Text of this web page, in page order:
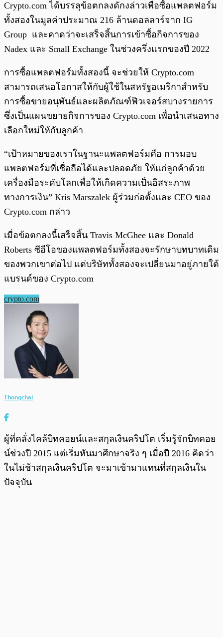
Crypto.com ได้บรรลุข้อตกลงดักงล่าวเพื่อซื้อแพลตฟอร์ม
ทั้งสองในมูลค่าประมาณ 216 ล้านดอลลาร์จาก IG
Group และคาดว่าจะเสร็จสิ้นการเข้าซื้อกิจการของ
Nadex และ Small Exchange ในช่วงครึ่งแรกของปี 2022
การซื้อแพลตฟอร์มทั้งสองนี้ จะช่วยให้ Crypto.com
สามารถเสนอโอกาสให้กับผู้ใช้ในสหรัฐอเมริกาสำหรับ
การซื้อขายอนุพันธ์และผลิตภัณฑ์ฟิวเจอร์สบางรายการ
ซึ่งเป็นแผนขยายกิจการของ Crypto.com เพื่อนำเสนอทาง
เลือกใหม่ให้กับลูกค้า
“เป้าหมายของเราในฐานะแพลตฟอร์มคือ การมอบ
แพลตฟอร์มที่เชื่อถือได้และปลอดภัย ให้แก่ลูกค้าด้วย
เครื่องมือระดับโลกเพื่อให้เกิดความเป็นอิสระภาพ
ทางการเงิน” Kris Marszalek ผู้ร่วมก่อตั้งและ CEO ของ
Crypto.com กล่าว
เมื่อข้อตกลงนี้เสร็จสิ้น Travis McGhee และ Donald
Roberts ซีอีโอของแพลตฟอร์มทั้งสองจะรักษาบทบาทเดิม
ของพวกเขาต่อไป แต่บริษัททั้งสองจะเปลี่ยนมาอยู่ภายใต้
แบรนด์ของ Crypto.com
crypto.com
Thongchai
ผู้ที่คลั่งไคล้บิทคอยน์และสกุลเงินคริปโต เริ่มรู้จักบิทคอย
น์ช่วงปี 2015 แต่เริ่มหันมาศึกษาจริง ๆ เมื่อปี 2016 คิดว่า
ในไม่ช้าสกุลเงินคริปโต จะมาเข้ามาแทนที่สกุลเงินใน
ปัจจุบัน